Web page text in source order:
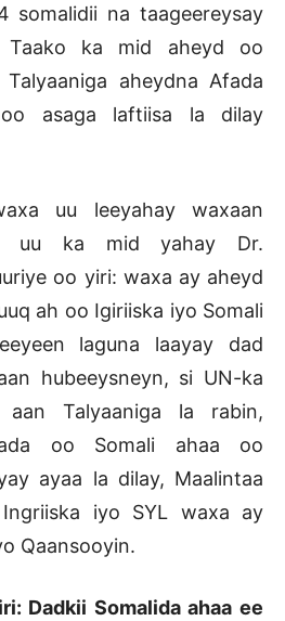
somalidii na taageereysay
Taako ka mid aheyd oo
aheydna Afada
asaga laftiisa la dilay
uu leeyahay waxaan
uu ka mid yahay Dr.
oo yiri: waxa ay aheyd
ah oo Igiriiska iyo Somali
laguna laayay dad
hubeeysneyn, si UN-ka
Talyaaniga la rabin,
oo Somali ahaa oo
ayaa la dilay, Maalintaa
iyo SYL waxa ay
Qaansooyin.
Dadkii Somalida ahaa ee